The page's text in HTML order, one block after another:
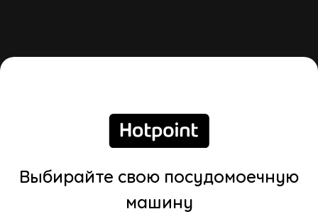
Выбирайте свою посудомоечную
машину